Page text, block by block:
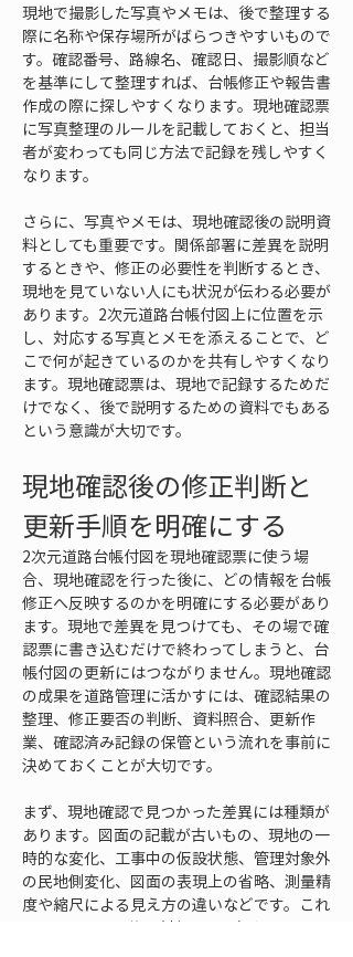
現地で撮影した写真やメモは、後で整理する
際に名称や保存場所がばらつきやすいもので
す。確認番号、路線名、確認日、撮影順など
を基準にして整理すれば、台帳修正や報告書
作成の際に探しやすくなります。現地確認票
に写真整理のルールを記載しておくと、担当
者が変わっても同じ方法で記録を残しやすく
なります。
さらに、写真やメモは、現地確認後の説明資
料としても重要です。関係部署に差異を説明
するときや、修正の必要性を判断するとき、
現地を見ていない人にも状況が伝わる必要が
あります。2次元道路台帳付図上に位置を示
し、対応する写真とメモを添えることで、ど
こで何が起きているのかを共有しやすくなり
ます。現地確認票は、現地で記録するためだ
けでなく、後で説明するための資料でもある
という意識が大切です。
現地確認後の修正判断と
更新手順を明確にする
2次元道路台帳付図を現地確認票に使う場
合、現地確認を行った後に、どの情報を台帳
修正へ反映するのかを明確にする必要があり
ます。現地で差異を見つけても、その場で確
認票に書き込むだけで終わってしまうと、台
帳付図の更新にはつながりません。現地確認
の成果を道路管理に活かすには、確認結果の
整理、修正要否の判断、資料照合、更新作
業、確認済み記録の保管という流れを事前に
決めておくことが大切です。
まず、現地確認で見つかった差異には種類が
あります。図面の記載が古いもの、現地の一
時的な変化、工事中の仮設状態、管理対象外
の民地側変化、図面の表現上の省略、測量精
度や縮尺による見え方の違いなどです。これ
らをすべて同じ修正対象として扱うと、不要